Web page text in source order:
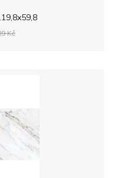
Kč